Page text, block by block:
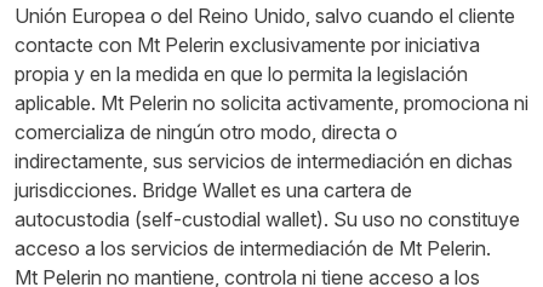
Unión Europea o del Reino Unido, salvo cuando el cliente
contacte con Mt Pelerin exclusivamente por iniciativa
propia y en la medida en que lo permita la legislación
aplicable. Mt Pelerin no solicita activamente, promociona ni
comercializa de ningún otro modo, directa o
indirectamente, sus servicios de intermediación en dichas
jurisdicciones. Bridge Wallet es una cartera de
autocustodia (self-custodial wallet). Su uso no constituye
acceso a los servicios de intermediación de Mt Pelerin.
Mt Pelerin no mantiene, controla ni tiene acceso a los